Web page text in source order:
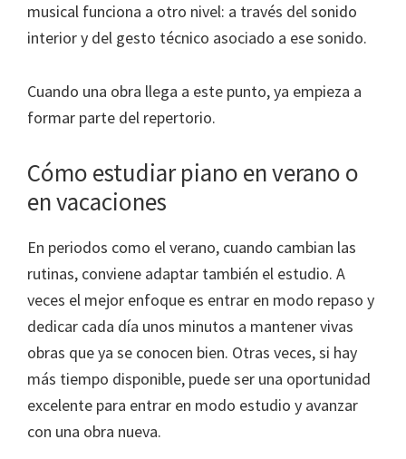
musical funciona a otro nivel: a través del sonido
interior y del gesto técnico asociado a ese sonido.
Cuando una obra llega a este punto, ya empieza a
formar parte del repertorio.
Cómo estudiar piano en verano o
en vacaciones
En periodos como el verano, cuando cambian las
rutinas, conviene adaptar también el estudio. A
veces el mejor enfoque es entrar en modo repaso y
dedicar cada día unos minutos a mantener vivas
obras que ya se conocen bien. Otras veces, si hay
más tiempo disponible, puede ser una oportunidad
excelente para entrar en modo estudio y avanzar
con una obra nueva.